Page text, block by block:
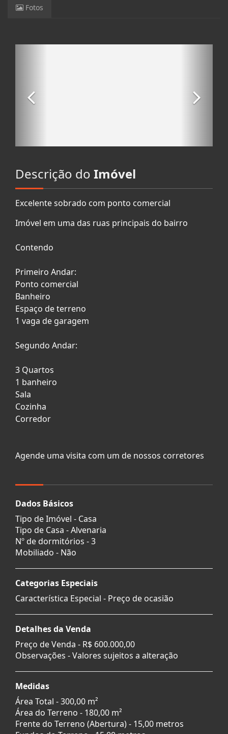
Fotos
Descrição do Imóvel
Excelente sobrado com ponto comercial
Imóvel em uma das ruas principais do bairro
Contendo
Primeiro Andar:
Ponto comercial
Banheiro
Espaço de terreno
1 vaga de garagem
Segundo Andar:
3 Quartos
1 banheiro
Sala
Cozinha
Corredor
Agende uma visita com um de nossos corretores
Dados Básicos
Tipo de Imóvel - Casa
Tipo de Casa - Alvenaria
Nº de dormitórios - 3
Mobiliado - Não
Categorias Especiais
Característica Especial - Preço de ocasião
Detalhes da Venda
Preço de Venda - R$ 600.000,00
Observações - Valores sujeitos a alteração
Medidas
Área Total - 300,00 m²
Área do Terreno - 180,00 m²
Frente do Terreno (Abertura) - 15,00 metros